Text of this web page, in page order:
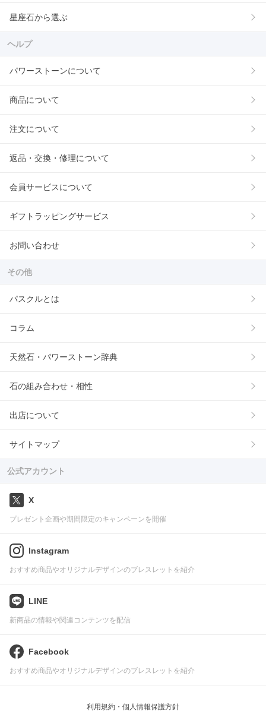
星座石から選ぶ
ヘルプ
パワーストーンについて
商品について
注文について
返品・交換・修理について
会員サービスについて
ギフトラッピングサービス
お問い合わせ
その他
パスクルとは
コラム
天然石・パワーストーン辞典
石の組み合わせ・相性
出店について
サイトマップ
公式アカウント
X
プレゼント企画や期間限定のキャンペーンを開催
Instagram
おすすめ商品やオリジナルデザインのブレスレットを紹介
LINE
新商品の情報や関連コンテンツを配信
Facebook
おすすめ商品やオリジナルデザインのブレスレットを紹介
利用規約・個人情報保護方針